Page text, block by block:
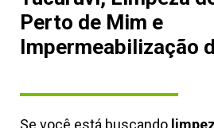
Perto de Mim e
Impermeabilização
Se você está buscando